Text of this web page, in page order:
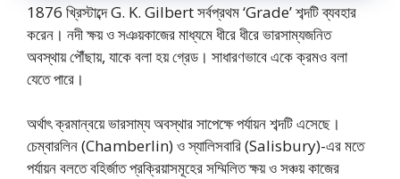
1876 খ্রিস্টাব্দে G. K. Gilbert সর্বপ্রথম ‘Grade’ শব্দটি ব্যবহার
করেন। নদী ক্ষয় ও সঞয়কাজের মাধ্যমে ধীরে ধীরে ভারসাম্যজনিত
অবস্থায় পৌঁছায়, যাকে বলা হয় গ্রেড। সাধারণভাবে একে ক্রমও বলা
যেতে পারে।
অর্থাৎ ক্রমান্বয়ে ভারসাম্য অবস্থার সাপেক্ষে পর্যায়ন শব্দটি এসেছে।
চেম্বারলিন (Chamberlin) ও স্যালিসবারি (Salisbury)-এর মতে
পর্যায়ন বলতে বহির্জাত প্রক্রিয়াসমূহের সম্মিলিত ক্ষয় ও সঞ্চয় কাজের